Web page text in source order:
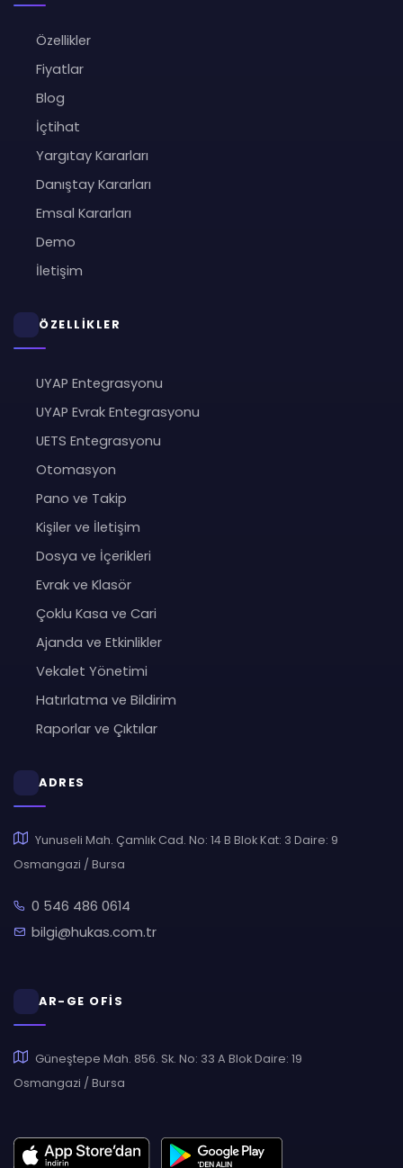
Özellikler
Fiyatlar
Blog
İçtihat
Yargıtay Kararları
Danıştay Kararları
Emsal Kararları
Demo
İletişim
ÖZELLİKLER
UYAP Entegrasyonu
UYAP Evrak Entegrasyonu
UETS Entegrasyonu
Otomasyon
Pano ve Takip
Kişiler ve İletişim
Dosya ve İçerikleri
Evrak ve Klasör
Çoklu Kasa ve Cari
Ajanda ve Etkinlikler
Vekalet Yönetimi
Hatırlatma ve Bildirim
Raporlar ve Çıktılar
ADRES
Yunuseli Mah. Çamlık Cad. No: 14 B Blok Kat: 3 Daire: 9
Osmangazi / Bursa
0 546 486 0614
bilgi@hukas.com.tr
AR-GE OFİS
Güneştepe Mah. 856. Sk. No: 33 A Blok Daire: 19
Osmangazi / Bursa